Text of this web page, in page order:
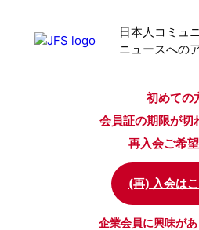
日本人コミュ
ニュースへの
初めての
会員証の期限が切
再入会ご希
(再) 入会は
企業会員に興味が